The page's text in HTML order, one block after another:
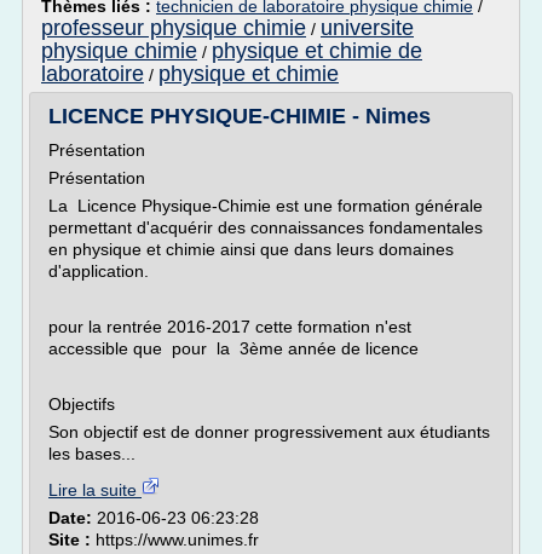
Thèmes liés : technicien de laboratoire physique chimie /
professeur physique chimie / universite
physique chimie / physique et chimie de
laboratoire / physique et chimie
LICENCE PHYSIQUE-CHIMIE - Nimes
Présentation
Présentation
La Licence Physique-Chimie est une formation générale
permettant d'acquérir des connaissances fondamentales
en physique et chimie ainsi que dans leurs domaines
d'application.
pour la rentrée 2016-2017 cette formation n'est
accessible que pour la 3ème année de licence
Objectifs
Son objectif est de donner progressivement aux étudiants
les bases...
Lire la suite
Date: 2016-06-23 06:23:28
Site : https://www.unimes.fr